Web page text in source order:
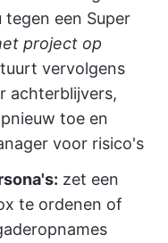
tegen een Super
project op
vervolgens
achterblijvers,
toe en
voor risico's
zet een
te ordenen of